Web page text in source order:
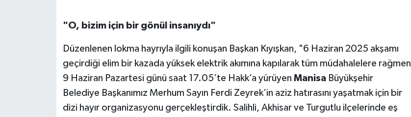
"O, bizim için bir gönül insanıydı"
Düzenlenen lokma hayrıyla ilgili konuşan Başkan Kıyışkan, "6 Haziran 2025 akşamı
geçirdiği elim bir kazada yüksek elektrik akımına kapılarak tüm müdahalelere rağmen
9 Haziran Pazartesi günü saat 17.05’te Hakk’a yürüyen ManisaBüyükşehir
Belediye Başkanımız Merhum Sayın Ferdi Zeyrek’in aziz hatırasını yaşatmak için bir
dizi hayır organizasyonu gerçekleştirdik. Salihli, Akhisar ve Turgutlu ilçelerinde eş